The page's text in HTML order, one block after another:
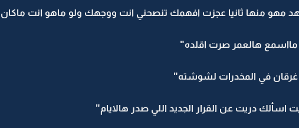
فهد مهو منها ثانيا عجزت افهمك تنصحني انت ووجهك ولو ماهو انت
هالعمر صرت اقلده"
غرقان في المخدرات لشوشته"
دريت عن القرار الجديد اللي صدر هالايام"